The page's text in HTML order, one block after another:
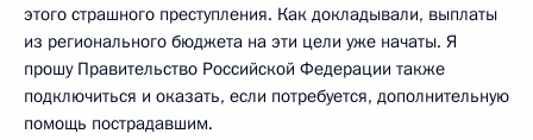
этого страшного преступления. Как докладывали, выплаты
из регионального бюджета на эти цели уже начаты. Я
прошу Правительство Российской Федерации также
подключиться и оказать, если потребуется, дополнительную
помощь пострадавшим.